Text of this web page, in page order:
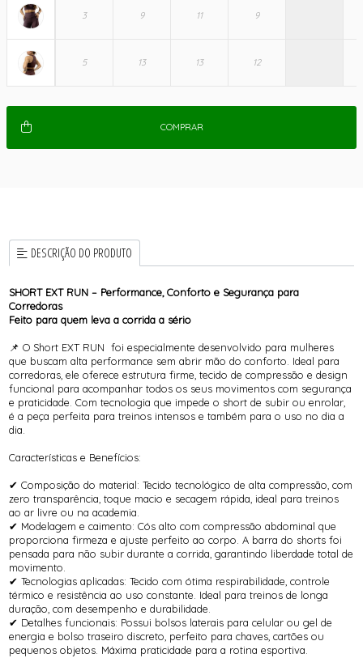
COMPRAR
DESCRIÇÃO DO PRODUTO
SHORT EXT RUN – Performance, Conforto e Segurança para
Corredoras
Feito para quem leva a corrida a sério
📌 O Short EXT RUN foi especialmente desenvolvido para mulheres
que buscam alta performance sem abrir mão do conforto. Ideal para
corredoras, ele oferece estrutura firme, tecido de compressão e design
funcional para acompanhar todos os seus movimentos com segurança
e praticidade. Com tecnologia que impede o short de subir ou enrolar,
é a peça perfeita para treinos intensos e também para o uso no dia a
dia.
Características e Benefícios:
✔ Composição do material: Tecido tecnológico de alta compressão, com
zero transparência, toque macio e secagem rápida, ideal para treinos
ao ar livre ou na academia.
✔ Modelagem e caimento: Cós alto com compressão abdominal que
proporciona firmeza e ajuste perfeito ao corpo. A barra do shorts foi
pensada para não subir durante a corrida, garantindo liberdade total de
movimento.
✔ Tecnologias aplicadas: Tecido com ótima respirabilidade, controle
térmico e resistência ao uso constante. Ideal para treinos de longa
duração, com desempenho e durabilidade.
✔ Detalhes funcionais: Possui bolsos laterais para celular ou gel de
energia e bolso traseiro discreto, perfeito para chaves, cartões ou
pequenos objetos. Máxima praticidade para a rotina esportiva.